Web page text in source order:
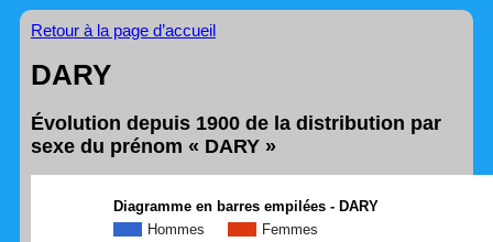
Retour à la page d’accueil
DARY
Évolution depuis 1900 de la distribution par
sexe du prénom « DARY »
Diagramme en barres empilées - DARY
Hommes
Femmes